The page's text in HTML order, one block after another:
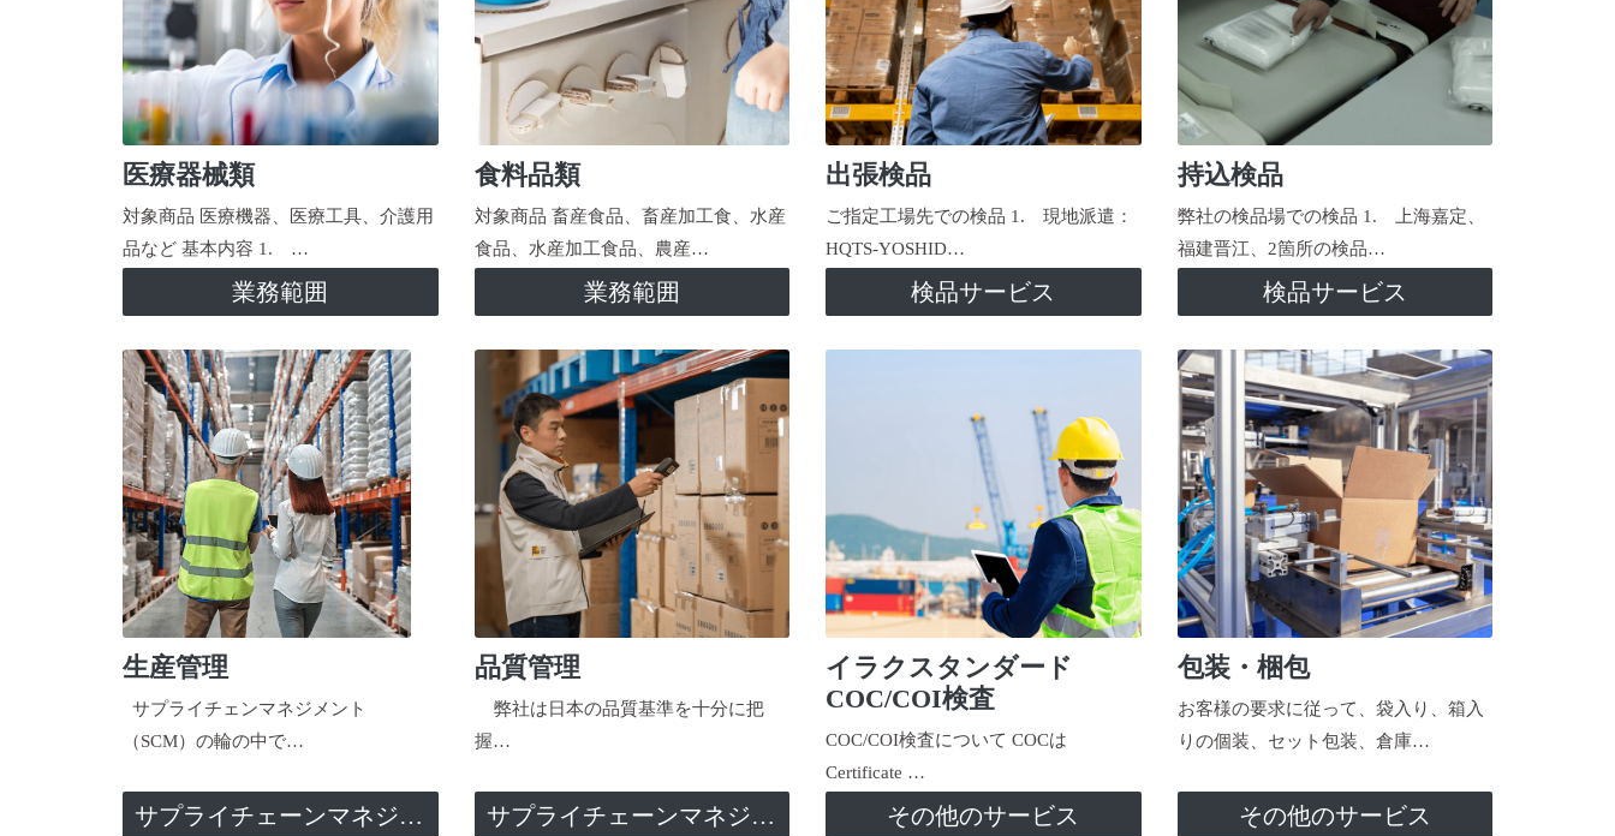
医療器械類
対象商品 医療機器、医療工具、介護用
品など 基本内容 1. …
業務範囲
食料品類
対象商品 畜産食品、畜産加工食、水産
食品、水産加工食品、農産…
業務範囲
出張検品
ご指定工場先での検品 1. 現地派遣：
HQTS-YOSHID…
検品サービス
持込検品
弊社の検品場での検品 1. 上海嘉定、
福建晋江、2箇所の検品…
検品サービス
生産管理
サプライチェンマネジメント
（SCM）の輪の中で…
サプライチェーンマネジメント
品質管理
弊社は日本の品質基準を十分に把
握…
サプライチェーンマネジメント
イラクスタンダード
COC/COI検査
COC/COI検査について COCは
Certificate …
その他のサービス
包装・梱包
お客様の要求に従って、袋入り、箱入
りの個装、セット包装、倉庫…
その他のサービス